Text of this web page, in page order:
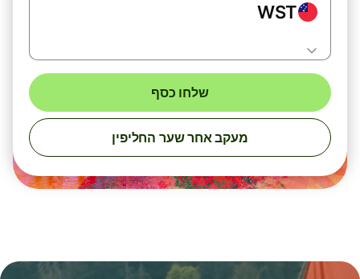
WST
שלחו כסף
מעקב אחר שער החליפין